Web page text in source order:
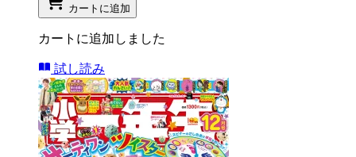
カートに追加
カートに追加しました
試し読み